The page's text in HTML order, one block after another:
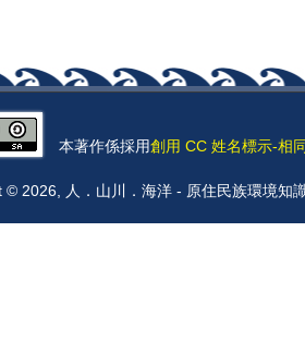
本著作係採用創用 CC 姓名標示-相
© 2026, 人．山川．海洋 - 原住民族環境知